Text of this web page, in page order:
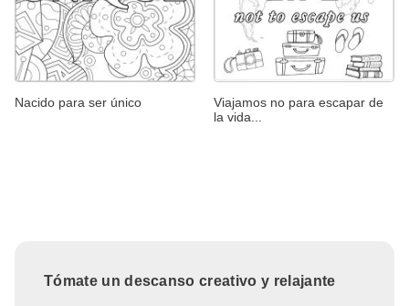
Nacido para ser único
Viajamos no para escapar de
la vida...
Tómate un descanso creativo y relajante